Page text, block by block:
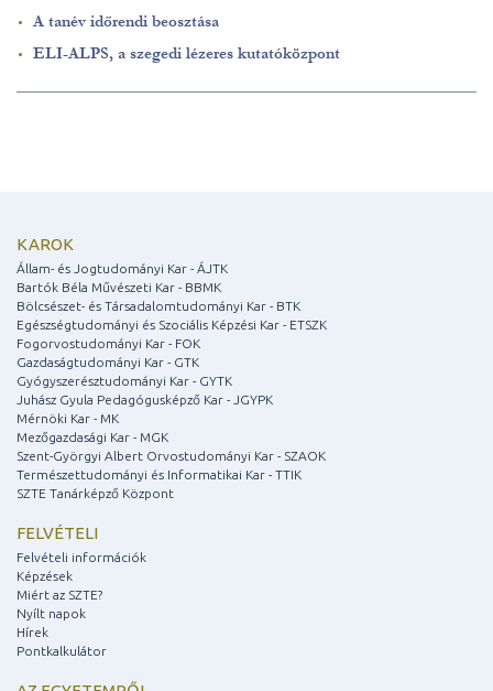
A tanév időrendi beosztása
ELI-ALPS, a szegedi lézeres kutatóközpont
KAROK
Állam- és Jogtudományi Kar - ÁJTK
Bartók Béla Művészeti Kar - BBMK
Bölcsészet- és Társadalomtudományi Kar - BTK
Egészségtudományi és Szociális Képzési Kar - ETSZK
Fogorvostudományi Kar - FOK
Gazdaságtudományi Kar - GTK
Gyógyszerésztudományi Kar - GYTK
Juhász Gyula Pedagógusképző Kar - JGYPK
Mérnöki Kar - MK
Mezőgazdasági Kar - MGK
Szent-Györgyi Albert Orvostudományi Kar - SZAOK
Természettudományi és Informatikai Kar - TTIK
SZTE Tanárképző Központ
FELVÉTELI
Felvételi információk
Képzések
Miért az SZTE?
Nyílt napok
Hírek
Pontkalkulátor